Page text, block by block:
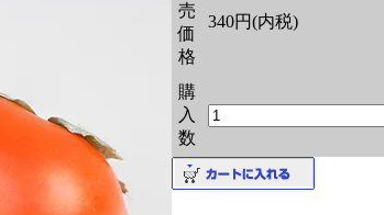
売
価
格
340円(内税)
購
入
数